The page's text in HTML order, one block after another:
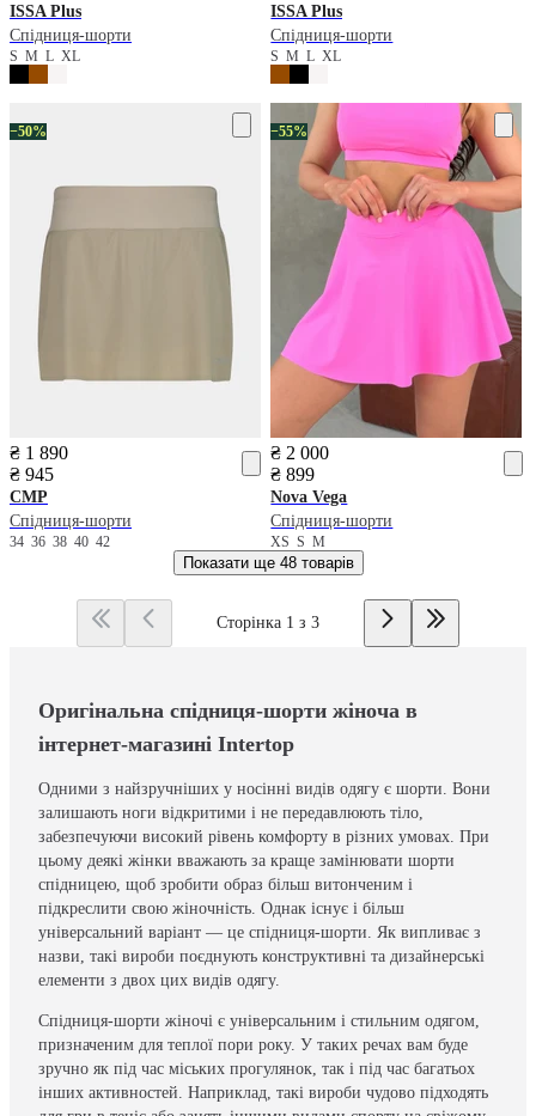
ISSA Plus
Спідниця-шорти
S M L XL
ISSA Plus
Спідниця-шорти
SMLXL
−50%
₴ 1 890
₴ 945
CMP
Спідниця-шорти
34 36 38 40 42
−55%
₴ 2 000
₴ 899
Nova Vega
Спідниця-шорти
XSSM
Показати ще 48 товарів
Сторінка 1 з 3
Оригінальна спідниця-шорти жіноча в
інтернет-магазині Intertop
Одними з найзручніших у носінні видів одягу є шорти. Вони
залишають ноги відкритими і не передавлюють тіло,
забезпечуючи високий рівень комфорту в різних умовах. При
цьому деякі жінки вважають за краще замінювати шорти
спідницею, щоб зробити образ більш витонченим і
підкреслити свою жіночність. Однак існує і більш
універсальний варіант — це спідниця-шорти. Як випливає з
назви, такі вироби поєднують конструктивні та дизайнерські
елементи з двох цих видів одягу.
Спідниця-шорти жіночі є універсальним і стильним одягом,
призначеним для теплої пори року. У таких речах вам буде
зручно як під час міських прогулянок, так і під час багатьох
інших активностей. Наприклад, такі вироби чудово підходять